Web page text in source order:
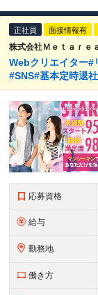
正社員 面接情報有
株式会社Ｍｅｔａｒｅ
Webクリエイター#
#SNS#基本定時退
応募資格
給与
勤務地
働き方